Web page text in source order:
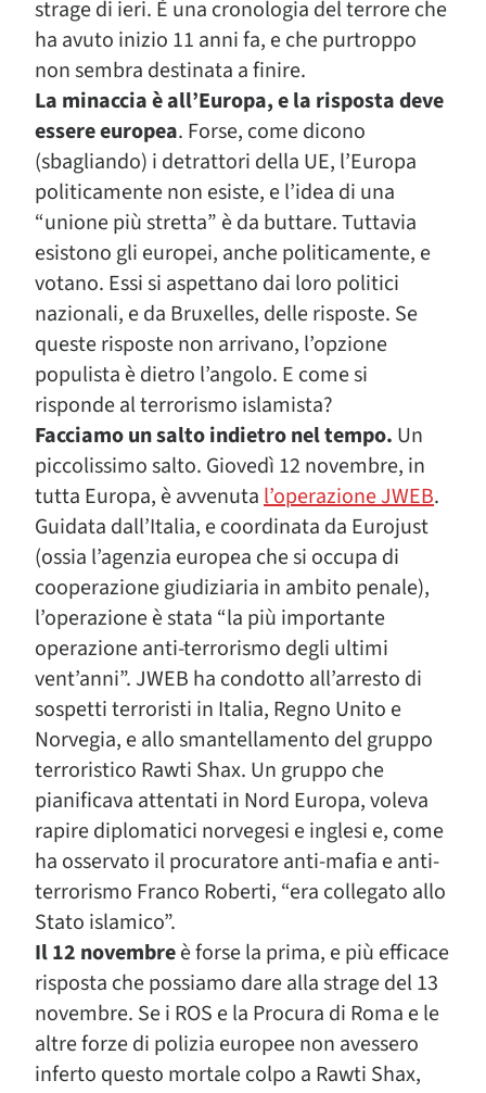
strage di ieri. È una cronologia del terrore che
ha avuto inizio 11 anni fa, e che purtroppo
non sembra destinata a finire.
La minaccia è all’Europa, e la risposta deve
essere europea. Forse, come dicono
(sbagliando) i detrattori della UE, l’Europa
politicamente non esiste, e l’idea di una
“unione più stretta” è da buttare. Tuttavia
esistono gli europei, anche politicamente, e
votano. Essi si aspettano dai loro politici
nazionali, e da Bruxelles, delle risposte. Se
queste risposte non arrivano, l’opzione
populista è dietro l’angolo. E come si
risponde al terrorismo islamista?
Facciamo un salto indietro nel tempo. Un
piccolissimo salto. Giovedì 12 novembre, in
tutta Europa, è avvenutal’operazione JWEB.
Guidata dall’Italia, e coordinata da Eurojust
(ossia l’agenzia europea che si occupa di
cooperazione giudiziaria in ambito penale),
l’operazione è stata “la più importante
operazione anti-terrorismo degli ultimi
vent’anni”. JWEB ha condotto all’arresto di
sospetti terroristi in Italia, Regno Unito e
Norvegia, e allo smantellamento del gruppo
terroristico Rawti Shax. Un gruppo che
pianificava attentati in Nord Europa, voleva
rapire diplomatici norvegesi e inglesi e, come
ha osservato il procuratore anti-mafia e anti-
terrorismo Franco Roberti, “era collegato allo
Stato islamico”.
Il 12 novembreè forse la prima, e più efficace
risposta che possiamo dare alla strage del 13
novembre. Se i ROS e la Procura di Roma e le
altre forze di polizia europee non avessero
inferto questo mortale colpo a Rawti Shax,